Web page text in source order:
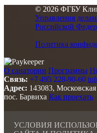
© 2026 ФГБУ
Управления
Российской
Политика
О санатории Программы
Связь: +7 495 228-90-60
Адрес: 143083,
пос. Барвиха Как проехать
УСЛОВИЯ